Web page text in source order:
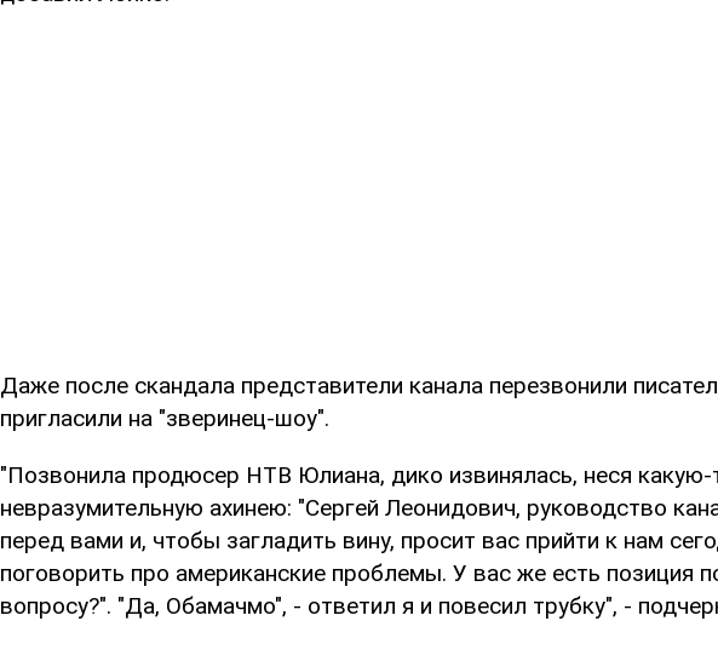
Даже после скандала представители канала перезвонили
пригласили на "зверинец-шоу".
"Позвонила продюсер НТВ Юлиана, дико извинялась, неся
невразумительную ахинею: "Сергей Леонидович, руководство
перед вами и, чтобы загладить вину, просит вас прийти к нам
поговорить про американские проблемы. У вас же есть позиция
вопросу?". "Да, Обамачмо", - ответил я и повесил трубку", -